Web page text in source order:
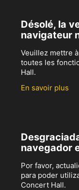
Désolé, la
navigateur
Veuillez mettre
toutes les
Hall.
En savoir plus
navegador
Por favor,
para poder
Concert Hall.